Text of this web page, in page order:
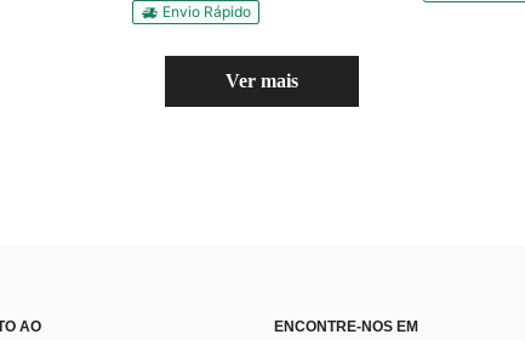
Envio Rápido
Ver mais
AO
ENCONTRE-NOS EM